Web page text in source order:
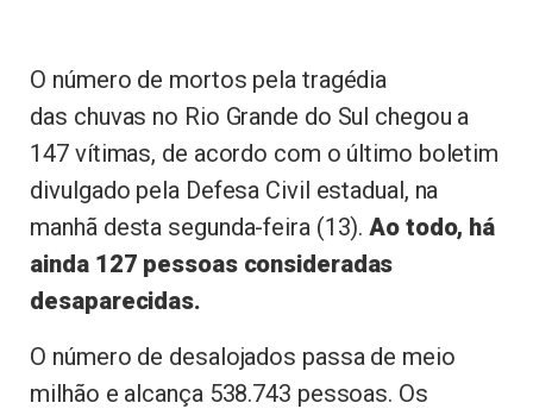
O número de mortos pela tragédia
das chuvas no Rio Grande do Sul chegou a
147 vítimas, de acordo com o último boletim
divulgado pela Defesa Civil estadual, na
manhã desta segunda-feira (13).Ao todo, há
ainda 127 pessoas consideradas
desaparecidas.
O número de desalojados passa de meio
milhão e alcança 538.743 pessoas. Os